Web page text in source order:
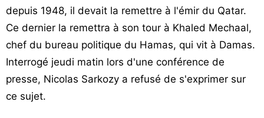
depuis 1948, il devait la remettre à l'émir du Qatar.
Ce dernier la remettra à son tour à Khaled Mechaal,
chef du bureau politique du Hamas, qui vit à Damas.
Interrogé jeudi matin lors d'une conférence de
presse, Nicolas Sarkozy a refusé de s'exprimer sur
ce sujet.